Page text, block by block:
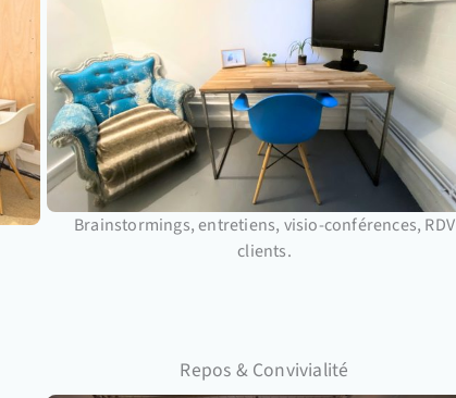
Brainstormings, entretiens, visio-conférences, RDV
clients.
Repos & Convivialité